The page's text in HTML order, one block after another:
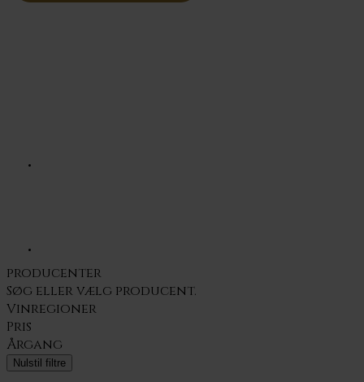
producenter
Søg eller vælg producent.
Vinregioner
Pris
Årgang
Nulstil filtre